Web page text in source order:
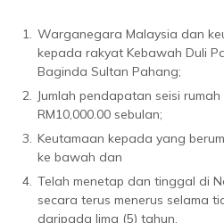
1. Warganegara Malaysia dan
kepada rakyat Kebawah Duli
Baginda Sultan Pahang;
2. Jumlah pendapatan seisi
RM10,000.00 sebulan;
3. Keutamaan kepada yang
ke bawah dan
4. Telah menetap dan tinggal di
secara terus menerus selama
daripada lima (5) tahun.